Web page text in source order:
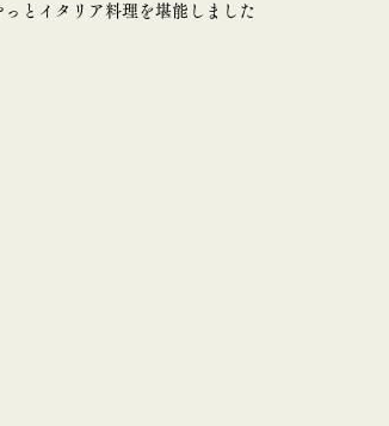
っとイタリア料理を堪能しました